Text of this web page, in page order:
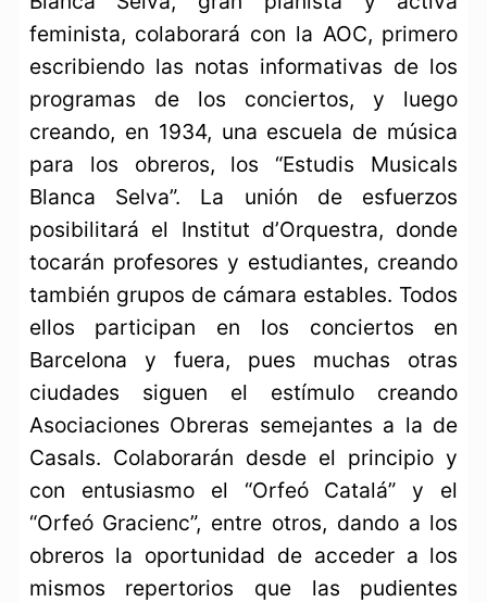
feminista, colaborará con la AOC, primero
escribiendo las notas informativas de los
programas de los conciertos, y luego
creando, en 1934, una escuela de música
para los obreros, los “Estudis Musicals
Blanca Selva”. La unión de esfuerzos
posibilitará el Institut d’Orquestra, donde
tocarán profesores y estudiantes, creando
también grupos de cámara estables. Todos
ellos participan en los conciertos en
Barcelona y fuera, pues muchas otras
ciudades siguen el estímulo creando
Asociaciones Obreras semejantes a la de
Casals. Colaborarán desde el principio y
con entusiasmo el “Orfeó Catalá” y el
“Orfeó Gracienc”, entre otros, dando a los
obreros la oportunidad de acceder a los
mismos repertorios que las pudientes